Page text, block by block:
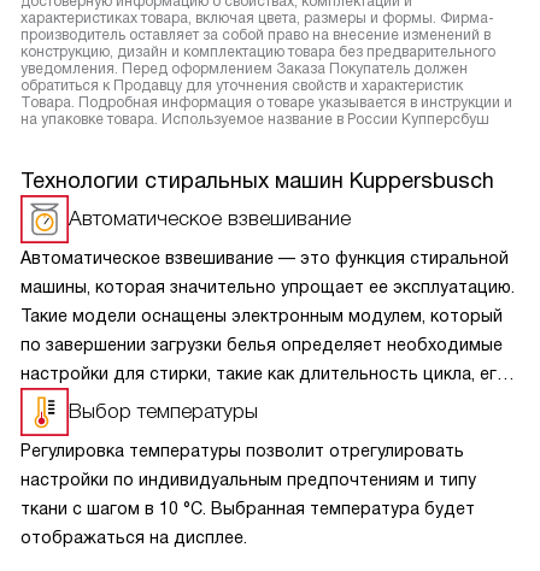
характеристиках товара, включая цвета, размеры и формы. Фирма-
производитель оставляет за собой право на внесение изменений в
конструкцию, дизайн и комплектацию товара без предварительного
уведомления. Перед оформлением Заказа Покупатель должен
обратиться к Продавцу для уточнения свойств и характеристик
Товара. Подробная информация о товаре указывается в инструкции и
на упаковке товара. Используемое название в России Купперсбуш
Технологии стиральных машин Kuppersbusch
Автоматическое взвешивание
Автоматическое взвешивание — это функция стиральной
машины, которая значительно упрощает ее эксплуатацию.
Такие модели оснащены электронным модулем, который
по завершении загрузки белья определяет необходимые
настройки для стирки, такие как длительность цикла, его
интенсивность, а также расход воды и электроэнергии.
Эта опция позволяет не только экономить
на энергоресурсах, но и предотвращать перегрузки
в барабане, а также дисбаланс во время отжима.
Выбор температуры
Регулировка температуры позволит отрегулировать
настройки по индивидуальным предпочтениям и типу
ткани с шагом в 10 °C. Выбранная температура будет
отображаться на дисплее.